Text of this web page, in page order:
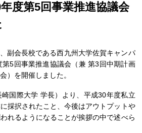
年度第5回事業推進協議会
副会長校である西九州大学佐賀キャンパ
5回事業推進協議会（兼 第3回中期計画
）を開催しました。
国際大学 学長）より、平成30年度私立
採択されたこと、今後はアウトプットや
れるようになることが挨拶の中で述べら